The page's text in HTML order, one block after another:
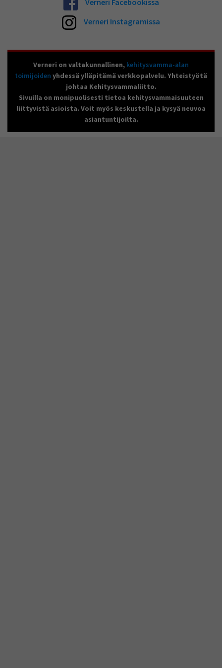
Verneri Facebookissa
Verneri Instagramissa
Verneri on valtakunnallinen, kehitysvamma-alan
toimijoiden yhdessä ylläpitämä verkkopalvelu. Yhteistyötä
johtaa Kehitysvammaliitto.
Sivuilla on monipuolisesti tietoa kehitysvammaisuuteen
liittyvistä asioista. Voit myös keskustella ja kysyä neuvoa
asiantuntijoilta.